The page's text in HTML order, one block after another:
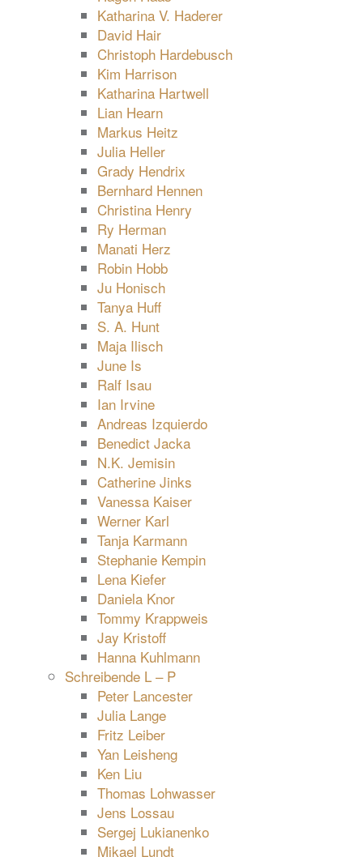
Katharina V. Haderer
David Hair
Christoph Hardebusch
Kim Harrison
Katharina Hartwell
Lian Hearn
Markus Heitz
Julia Heller
Grady Hendrix
Bernhard Hennen
Christina Henry
Ry Herman
Manati Herz
Robin Hobb
Ju Honisch
Tanya Huff
S. A. Hunt
Maja Ilisch
June Is
Ralf Isau
Ian Irvine
Andreas Izquierdo
Benedict Jacka
N.K. Jemisin
Catherine Jinks
Vanessa Kaiser
Werner Karl
Tanja Karmann
Stephanie Kempin
Lena Kiefer
Daniela Knor
Tommy Krappweis
Jay Kristoff
Hanna Kuhlmann
Schreibende L – P
Peter Lancester
Julia Lange
Fritz Leiber
Yan Leisheng
Ken Liu
Thomas Lohwasser
Jens Lossau
Sergej Lukianenko
Mikael Lundt